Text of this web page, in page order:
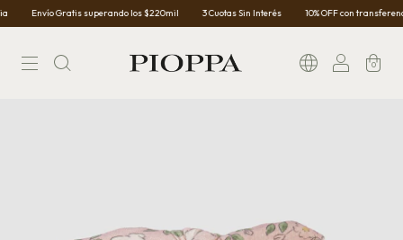
Envío Gratis superando los $220mil 3 Cuotas Sin Interés 10% OFF con transferencia
0